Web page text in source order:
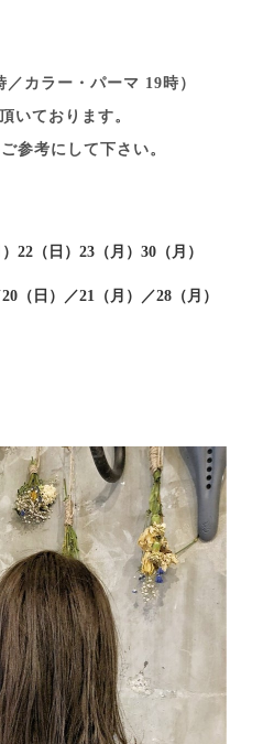
／カラー・パーマ 19時）
いております。
参考にして下さい。
22（日）23（月）30（月）
（日）／21（月）／28（月）